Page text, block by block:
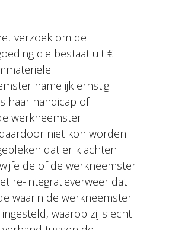
verzoek om de
die bestaat uit €
namelijk ernstig
haar handicap of
werkneemster
niet kon worden
dat er klachten
of de werkneemster
re-integratieverweer dat
waarin de werkneemster
waarop zij slecht